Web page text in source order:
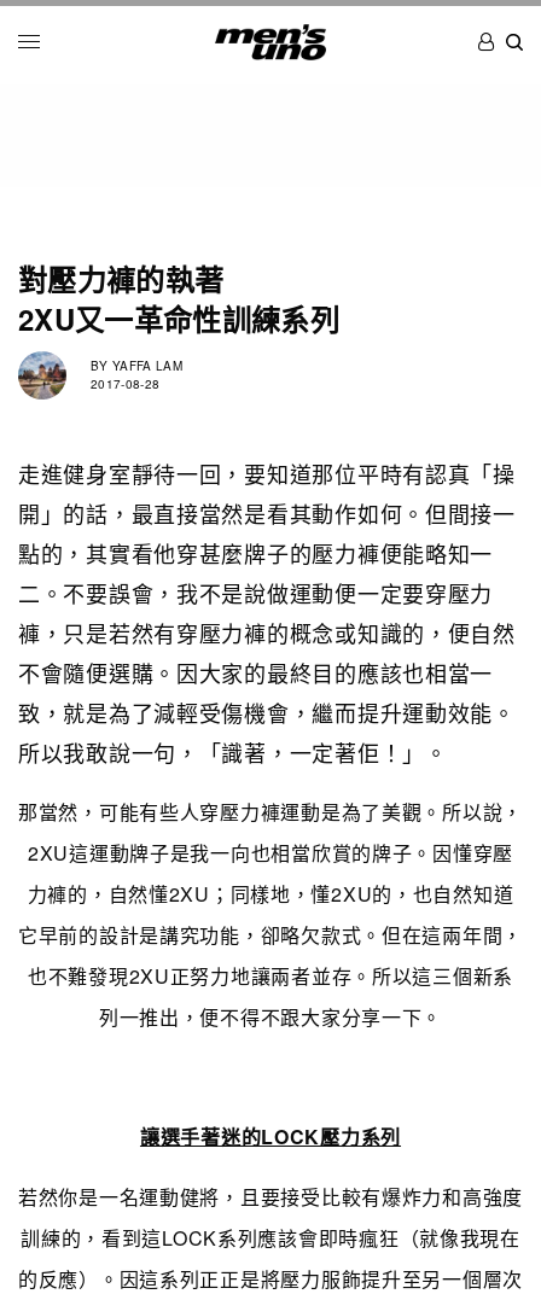
對壓力褲的執著
2XU又一革命性訓練系列
BY YAFFA LAM
2017-08-28
走進健身室靜待一回，要知道那位平時有認真「操
開」的話，最直接當然是看其動作如何。但間接一
點的，其實看他穿甚麼牌子的壓力褲便能略知一
二。不要誤會，我不是說做運動便一定要穿壓力
褲，只是若然有穿壓力褲的概念或知識的，便自然
不會隨便選購。因大家的最終目的應該也相當一
致，就是為了減輕受傷機會，繼而提升運動效能。
所以我敢說一句，「識著，一定著佢！」。
那當然，可能有些人穿壓力褲運動是為了美觀。所以說，
2XU這運動牌子是我一向也相當欣賞的牌子。因懂穿壓
力褲的，自然懂2XU；同樣地，懂2XU的，也自然知道
它早前的設計是講究功能，卻略欠款式。但在這兩年間，
也不難發現2XU正努力地讓兩者並存。所以這三個新系
列一推出，便不得不跟大家分享一下。
讓選手著迷的LOCK壓力系列
若然你是一名運動健將，且要接受比較有爆炸力和高強度
訓練的，看到這LOCK系列應該會即時瘋狂（就像我現在
的反應）。因這系列正正是將壓力服飾提升至另一個層次